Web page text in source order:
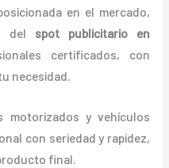
en el mercado,
del spot publicitarioen
certificados, con
necesidad.
motorizados y vehículos
con seriedad y rapidez,
final.